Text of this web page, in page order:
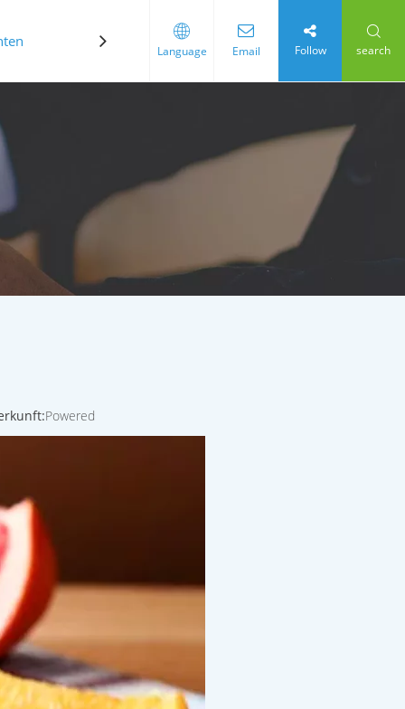
Kontaktiere uns
Language Email Follow search
Powered